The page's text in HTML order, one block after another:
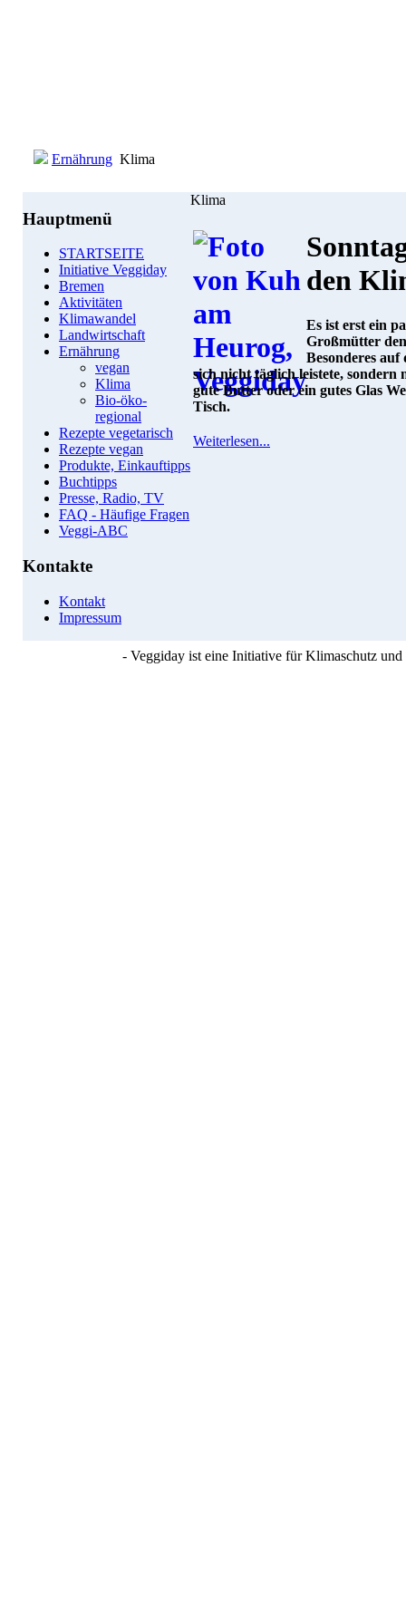
Ernährung Klima
Hauptmenü
STARTSEITE
Initiative Veggiday
Bremen
Aktivitäten
Klimawandel
Landwirtschaft
Ernährung
vegan
Klima
Bio-öko-
regional
Rezepte vegetarisch
Rezepte vegan
Produkte, Einkauftipps
Buchtipps
Presse, Radio, TV
FAQ - Häufige Fragen
Veggi-ABC
Kontakte
Kontakt
Impressum
Klima
den
Es ist erst ein
Großmütter
Besonderes
sich nicht täglich leistete,
gute Butter oder ein gutes Glas
Tisch.
Weiterlesen...
- Veggiday ist eine Initiative für Klimaschutz